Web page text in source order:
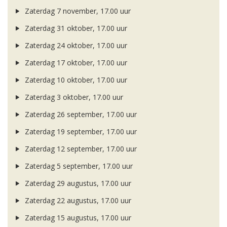
Zaterdag 7 november, 17.00 uur
Zaterdag 31 oktober, 17.00 uur
Zaterdag 24 oktober, 17.00 uur
Zaterdag 17 oktober, 17.00 uur
Zaterdag 10 oktober, 17.00 uur
Zaterdag 3 oktober, 17.00 uur
Zaterdag 26 september, 17.00 uur
Zaterdag 19 september, 17.00 uur
Zaterdag 12 september, 17.00 uur
Zaterdag 5 september, 17.00 uur
Zaterdag 29 augustus, 17.00 uur
Zaterdag 22 augustus, 17.00 uur
Zaterdag 15 augustus, 17.00 uur